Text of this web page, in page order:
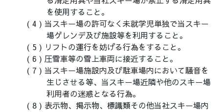
を使用すること。
当スキー場の許可なく未就学児単独で当スキー
場ゲレンデ及び施設等を利用すること。
リフトの運行を妨げる行為をすること。
圧雪車等の雪上車両に接近すること。
当スキー場施設内及び駐車場内において騒音を
生じさせる等、当スキー場近隣や他のスキー場
利用者の迷惑となる行為。
表示物、掲示物、標識類その他当社スキー場内